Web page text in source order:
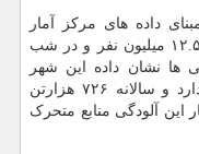
داده های مرکز آمار
ایران، کلان شهر تهران در روز بیشتر از ۱۲.۵ میلیون نفر و در شب
ها نشان داده این شهر
روزانه بیشتر از ۱۷ میلیون رفت وآمد دارد و سالانه ۷۲۶ هزارتن
این آلودگی منابع متحرک